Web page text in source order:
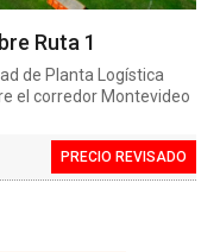
Ruta 1
de Planta Logística
el corredor Montevideo
PRECIO REVISADO